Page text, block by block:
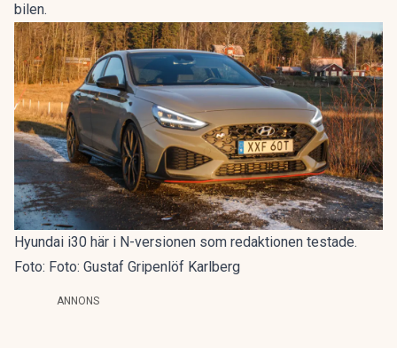
bilen.
Hyundai i30 här i N-versionen som redaktionen testade.
Foto: Foto: Gustaf Gripenlöf Karlberg
ANNONS